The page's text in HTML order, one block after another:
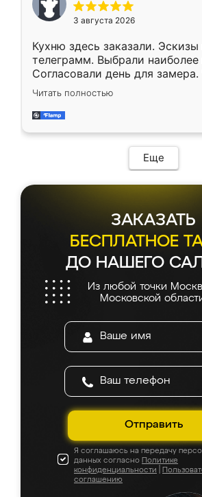
3 августа 2026
Кухню здесь заказали.
телеграмм. Выбрали
Согласовали день для
недели кухня была уже готова.
довольны работой. Спасибо
мебель за качественную
Читать полностью
Еще
ЗАКАЗАТЬ
БЕСПЛАТНОЕ
ДО НАШЕГО
Из любой точки
Московской
Отправить
Я соглашаюсь на передачу
данных согласно Политике
конфиденциальности
соглашению